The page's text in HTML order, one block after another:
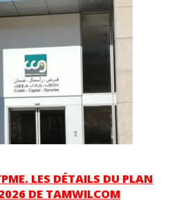
LES DÉTAILS DU PLAN
DE TAMWILCOM